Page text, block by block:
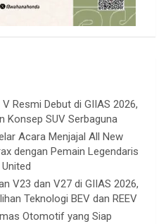
Resmi Debut di GIIAS 2026,
Konsep SUV Serbaguna
Acara Menjajal All New
dengan Pemain Legendaris
V23 dan V27 di GIIAS 2026,
Teknologi BEV dan REEV
Otomotif yang Siap